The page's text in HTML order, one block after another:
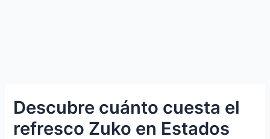
Descubre cuánto cuesta el
refresco Zuko en Estados